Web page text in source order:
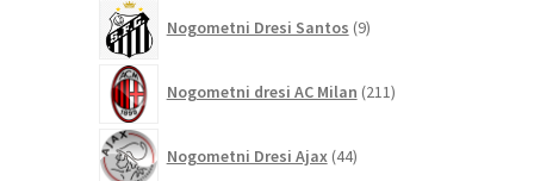
Nogometni Dresi Santos 9izdelkov
Nogometni dresi AC Milan 211izdelkov
Nogometni Dresi Ajax 44izdelkov